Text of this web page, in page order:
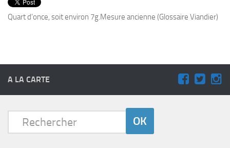
PRODUITS
Plats
Desserts
Sauces
Quart d’once, soit environ 7g.Mesure ancienne (Glossaire Viandier)
A LA CARTE